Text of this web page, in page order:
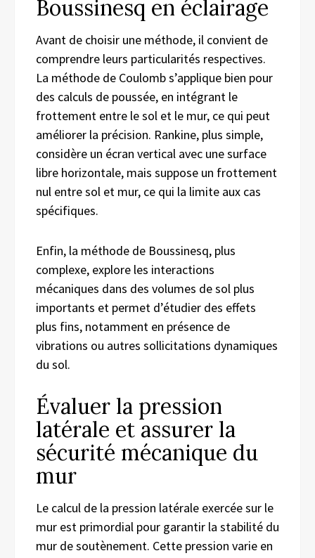
Boussinesq en éclairage
Avant de choisir une méthode, il convient de
comprendre leurs particularités respectives.
La méthode de Coulomb s’applique bien pour
des calculs de poussée, en intégrant le
frottement entre le sol et le mur, ce qui peut
améliorer la précision. Rankine, plus simple,
considère un écran vertical avec une surface
libre horizontale, mais suppose un frottement
nul entre sol et mur, ce qui la limite aux cas
spécifiques.
Enfin, la méthode de Boussinesq, plus
complexe, explore les interactions
mécaniques dans des volumes de sol plus
importants et permet d’étudier des effets
plus fins, notamment en présence de
vibrations ou autres sollicitations dynamiques
du sol.
Évaluer la pression
latérale et assurer la
sécurité mécanique du
mur
Le calcul de la pression latérale exercée sur le
mur est primordial pour garantir la stabilité du
mur de soutènement. Cette pression varie en